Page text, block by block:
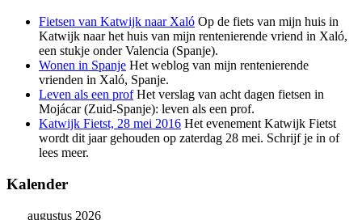
Fietsen van Katwijk naar Xaló Op de fiets van mijn huis in
Katwijk naar het huis van mijn rentenierende vriend in Xaló,
een stukje onder Valencia (Spanje).
Wonen in Spanje Het weblog van mijn rentenierende
vrienden in Xaló, Spanje.
Leven als een profHet verslag van acht dagen fietsen in
Mojácar (Zuid-Spanje): leven als een prof.
Katwijk Fietst, 28 mei 2016 Het evenement Katwijk Fietst
wordt dit jaar gehouden op zaterdag 28 mei. Schrijf je in of
lees meer.
Kalender
augustus 2026